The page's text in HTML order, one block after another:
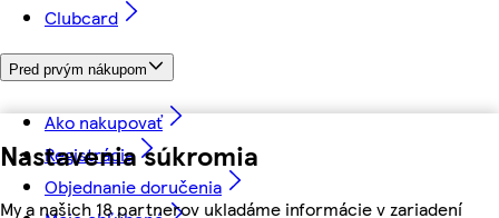
Nastavenia súkromia
My a našich 18 partnerov ukladáme informácie v zariadení
Clubcard
Pred prvým nákupom
Ako nakupovať
Registrácia
Objednanie doručenia